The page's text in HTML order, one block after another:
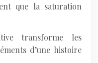
que la saturation
transforme les
d’une histoire